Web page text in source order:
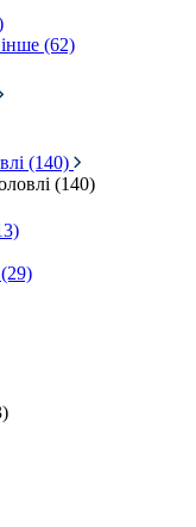
(62)
(140)
(140)